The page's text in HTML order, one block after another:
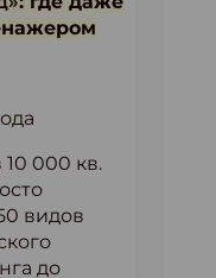
10 000 кв.
видов
до